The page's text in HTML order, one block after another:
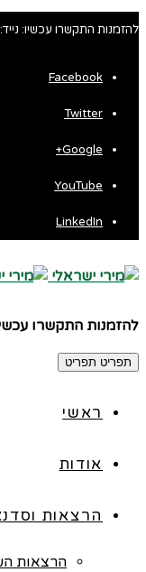
להזמנות התקשרו עכשיו: נייד:
Facebook
Twitter
Google+
YouTube
LinkedIn
להזמנות התקשרו
תפריט תפריט
ראשי
אודות
הרצאות
הרצאות